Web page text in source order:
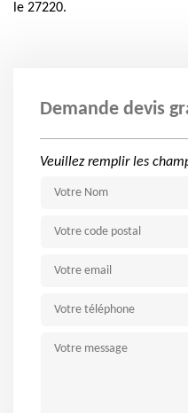
le 27220.
Demande devis
Veuillez remplir les